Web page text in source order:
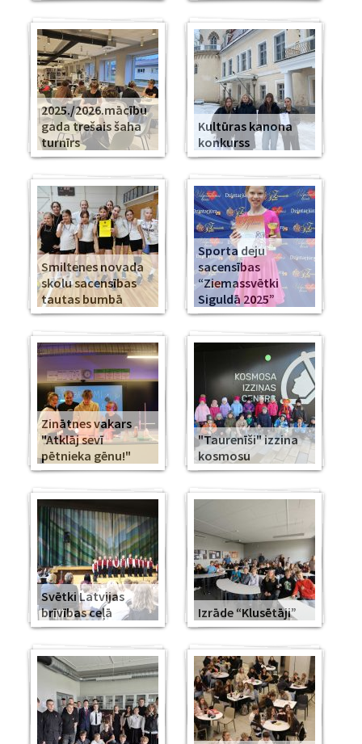
2025./2026.mācību
gada trešais šaha
turnīrs
Kultūras kanona
konkurss
Smiltenes novada
skolu sacensības
tautas bumbā
Sporta deju
sacensības
“Ziemassvētki
Siguldā 2025”
Zinātnes vakars
"Atklāj sevī
pētnieka gēnu!"
"Taurenīši" izzina
kosmosu
Svētki Latvijas
brīvības ceļā
Izrāde “Klusētāji”